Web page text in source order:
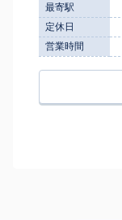
最寄駅
定休日
営業時間